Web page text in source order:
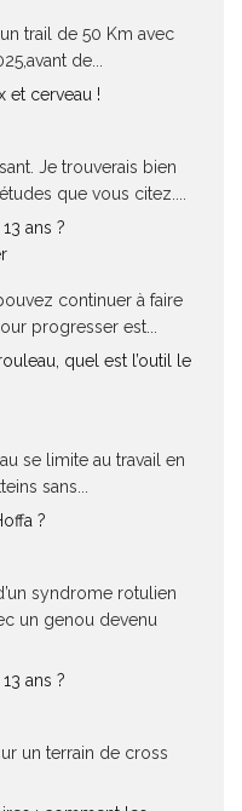
trail de 50 Km avec
de...
et cerveau !
Je trouverais bien
que vous citez....
ans ?
continuer à faire
progresser est...
quel est l’outil le
se limite au travail en
sans...
?
syndrome rotulien
un genou devenu
ans ?
un terrain de cross